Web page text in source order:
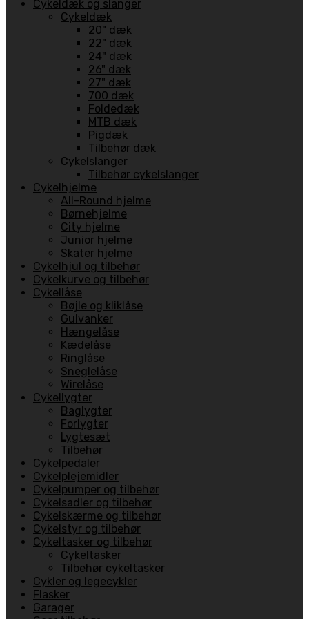
Cykeldæk og slanger
Cykeldæk
20" dæk
22" dæk
24" dæk
26" dæk
27" dæk
700 dæk
Foldedæk
MTB dæk
Pigdæk
Tilbehør dæk
Cykelslanger
Tilbehør cykelslanger
Cykelhjelme
All-Round hjelme
Børnehjelme
City hjelme
Junior hjelme
Skater hjelme
Cykelhjul og tilbehør
Cykelkurve og tilbehør
Cykellåse
Bøjle og kliklåse
Gulvanker
Hængelåse
Kædelåse
Ringlåse
Sneglelåse
Wirelåse
Cykellygter
Baglygter
Forlygter
Lygtesæt
Tilbehør
Cykelpedaler
Cykelplejemidler
Cykelpumper og tilbehør
Cykelsadler og tilbehør
Cykelskærme og tilbehør
Cykelstyr og tilbehør
Cykeltasker og tilbehør
Cykeltasker
Tilbehør cykeltasker
Cykler og legecykler
Flasker
Garager